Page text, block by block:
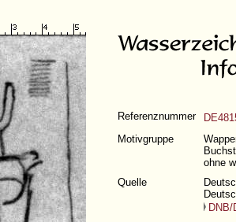
Referenznummer
Motivgruppe
ohne
Quelle